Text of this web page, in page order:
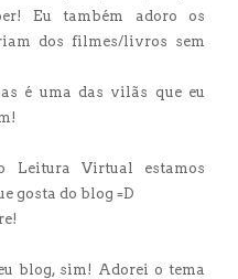
Eu também adoro os
dos filmes/livros sem
é uma das vilãs que eu
Leitura Virtual estamos
gosta do blog =D
blog, sim! Adorei o tema